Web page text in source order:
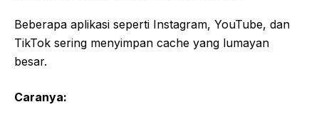
Beberapa aplikasi seperti Instagram, YouTube, dan
TikTok sering menyimpan cache yang lumayan
besar.
Caranya: